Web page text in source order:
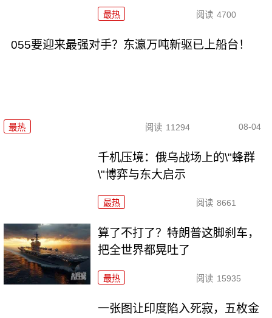
最热 阅读 4700
055要迎来最强对手？东瀛万吨新驱已上船台！
最热 阅读 11294 08-04
千机压境：俄乌战场上的\"蜂群
\"博弈与东大启示
最热 阅读 8661
算了不打了？特朗普这脚刹车，
把全世界都晃吐了
最热 阅读 15935
一张图让印度陷入死寂，五枚金